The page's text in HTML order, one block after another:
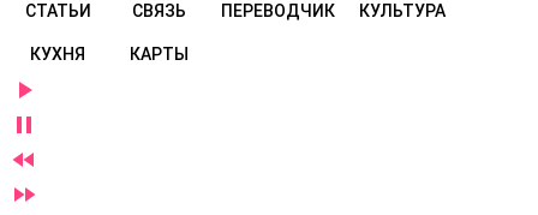
СТАТЬИ СВЯЗЬ ПЕРЕВОДЧИК КУЛЬТУРА
КУХНЯ КАРТЫ



